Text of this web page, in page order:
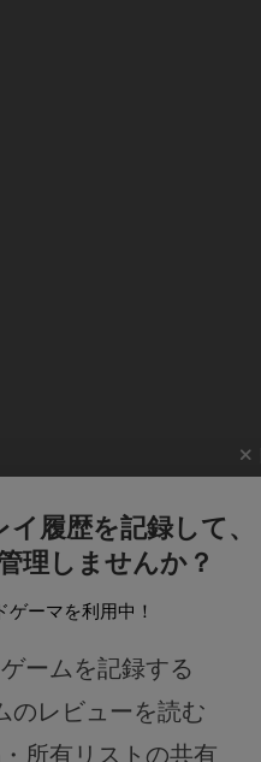
履歴を記録して、
理しませんか？
ゲーマを利用中！
ームを記録する
のレビューを読む
所有リストの共有
新作・再入荷情報